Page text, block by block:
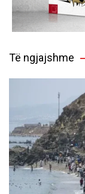
Të ngjajshme